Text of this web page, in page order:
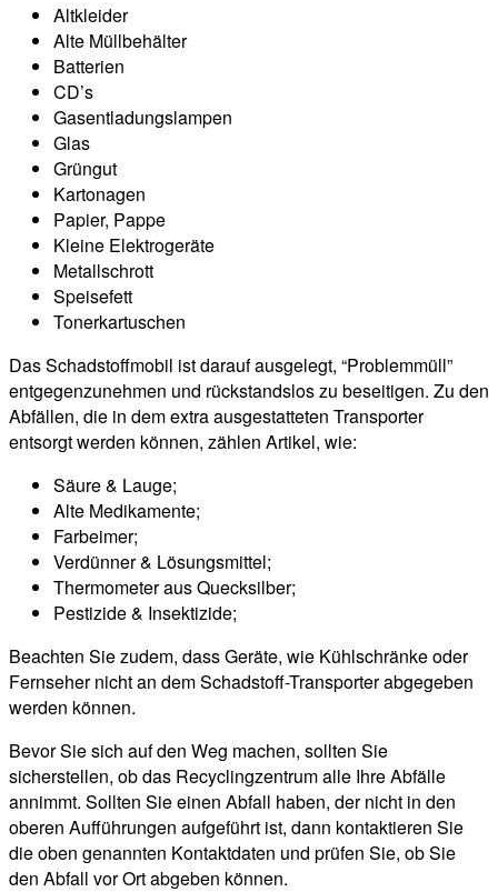
Altkleider
Alte Müllbehälter
Batterien
CD’s
Gasentladungslampen
Glas
Grüngut
Kartonagen
Papier, Pappe
Kleine Elektrogeräte
Metallschrott
Speisefett
Tonerkartuschen
Das Schadstoffmobil ist darauf ausgelegt, “Problemmüll”
entgegenzunehmen und rückstandslos zu beseitigen. Zu den
Abfällen, die in dem extra ausgestatteten Transporter
entsorgt werden können, zählen Artikel, wie:
Säure & Lauge;
Alte Medikamente;
Farbeimer;
Verdünner & Lösungsmittel;
Thermometer aus Quecksilber;
Pestizide & Insektizide;
Beachten Sie zudem, dass Geräte, wie Kühlschränke oder
Fernseher nicht an dem Schadstoff-Transporter abgegeben
werden können.
Bevor Sie sich auf den Weg machen, sollten Sie
sicherstellen, ob das Recyclingzentrum alle Ihre Abfälle
annimmt. Sollten Sie einen Abfall haben, der nicht in den
oberen Aufführungen aufgeführt ist, dann kontaktieren Sie
die oben genannten Kontaktdaten und prüfen Sie, ob Sie
den Abfall vor Ort abgeben können.